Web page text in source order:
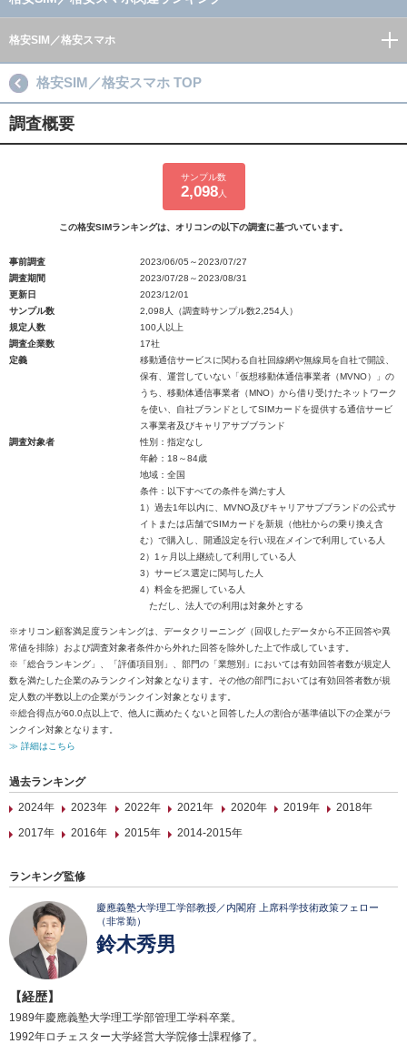
格安SIM／格安スマホ
格安SIM／格安スマホ TOP
調査概要
サンプル数
2,098人
この格安SIMランキングは、オリコンの以下の調査に基づいています。
事前調査
2023/06/05～2023/07/27
調査期間
2023/07/28～2023/08/31
更新日
2023/12/01
サンプル数
2,098人（調査時サンプル数2,254人）
規定人数
100人以上
調査企業数
17社
定義
移動通信サービスに関わる自社回線網や無線局を自社で開設、
保有、運営していない「仮想移動体通信事業者（MVNO）」の
うち、移動体通信事業者（MNO）から借り受けたネットワーク
を使い、自社ブランドとしてSIMカードを提供する通信サービ
ス事業者及びキャリアサブブランド
調査対象者
性別：指定なし
年齢：18～84歳
地域：全国
条件：以下すべての条件を満たす人
1）過去1年以内に、MVNO及びキャリアサブブランドの公式サ
イトまたは店舗でSIMカードを新規（他社からの乗り換え含
む）で購入し、開通設定を行い現在メインで利用している人
2）1ヶ月以上継続して利用している人
3）サービス選定に関与した人
4）料金を把握している人
ただし、法人での利用は対象外とする
※オリコン顧客満足度ランキングは、データクリーニング（回収したデータから不正回答や異
常値を排除）および調査対象者条件から外れた回答を除外した上で作成しています。
※「総合ランキング」、「評価項目別」、部門の「業態別」においては有効回答者数が規定人
数を満たした企業のみランクイン対象となります。その他の部門においては有効回答者数が規
定人数の半数以上の企業がランクイン対象となります。
※総合得点が60.0点以上で、他人に薦めたくないと回答した人の割合が基準値以下の企業がラ
ンクイン対象となります。
≫ 詳細はこちら
過去ランキング
2024年
2023年 2022年 2021年 2020年 2019年
2018年
2017年
2016年 2015年 2014-2015年
ランキング監修
慶應義塾大学理工学部教授／内閣府 上席科学技術政策フェロー
（非常勤）
鈴木秀男
【経歴】
1989年慶應義塾大学理工学部管理工学科卒業。
1992年ロチェスター大学経営大学院修士課程修了。